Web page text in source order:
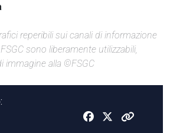
reperibili sui canali di informazione
sono liberamente utilizzabili,
immagine alla ©FSGC